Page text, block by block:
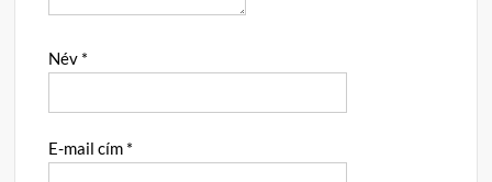
Név *
E-mail cím *